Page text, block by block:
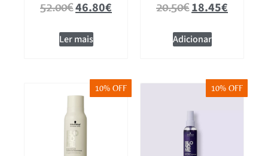
52.00€46.80€
Ler mais
20.50€18.45€
Adicionar
10% OFF 10% OFF